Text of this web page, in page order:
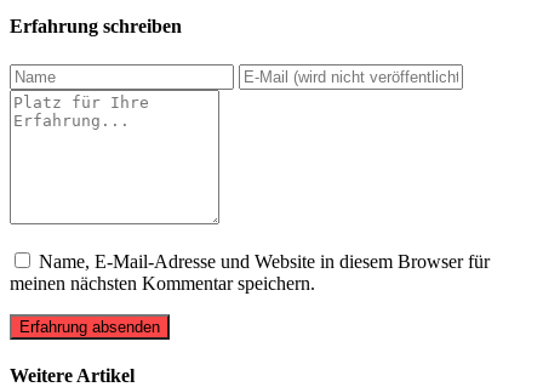
Erfahrung schreiben
Name, E-Mail-Adresse und Website in diesem Browser für
meinen nächsten Kommentar speichern.
Erfahrung absenden
Weitere Artikel